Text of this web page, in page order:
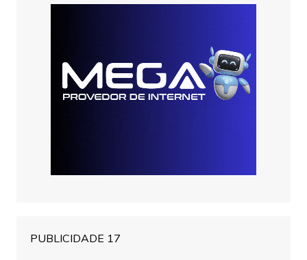
PUBLICIDADE 17